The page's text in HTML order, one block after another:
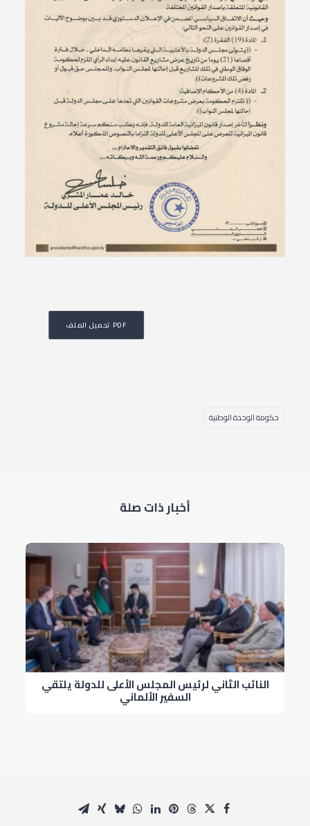
تحميل الملف PDF
حكومة الوحدة الوطنية
أخبار ذات صلة
النائب الثاني لرئيس المجلس الأعلى للدولة يلتقي
السفير الألماني